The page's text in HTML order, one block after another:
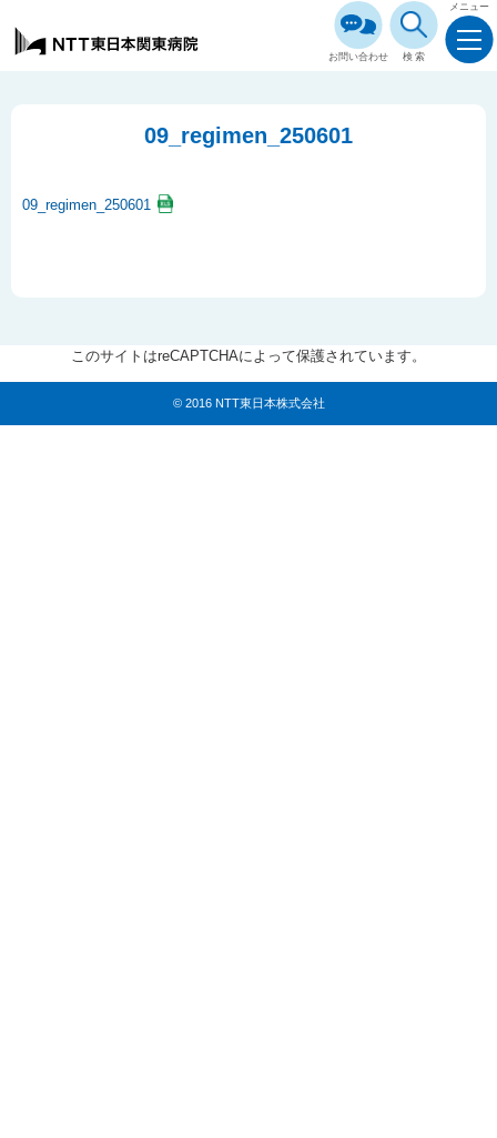
お問い合わせ 検索
メニュー
09_regimen_250601
09_regimen_250601
このサイトはreCAPTCHAによって保護されています。
© 2016 NTT東日本株式会社